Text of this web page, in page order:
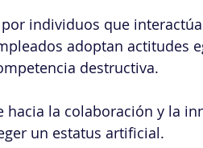
individuos que
adoptan actitudes
destructiva.
hacia la colaboración y la
un estatus artificial.